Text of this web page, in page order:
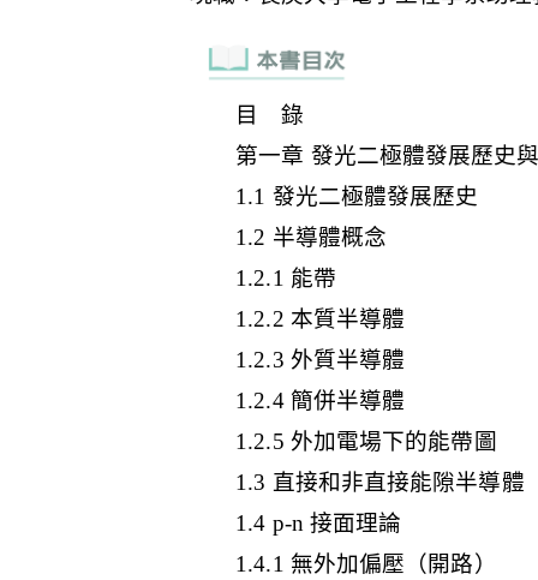
目 錄
第一章 發光二極體發展歷史
1.1 發光二極體發展歷史
1.2 半導體概念
1.2.1 能帶
1.2.2 本質半導體
1.2.3 外質半導體
1.2.4 簡併半導體
1.2.5 外加電場下的能帶圖
1.3 直接和非直接能隙半導體
1.4 p-n 接面理論
1.4.1 無外加偏壓（開路）